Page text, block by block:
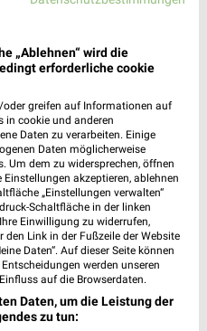
2,2 km
Angebote ab 06.08.
Gültig bis Mi. 12.08.
XXXLutz
„Ablehnen“ wird die
erforderliche cookie
greifen auf Informationen auf
in cookie und anderen
Daten zu verarbeiten. Einige
Daten möglicherweise
Um dem zu widersprechen, öffnen
Einstellungen akzeptieren, ablehnen
„Einstellungen verwalten“
Schaltfläche in der linken
Einwilligung zu widerrufen,
Link in der Fußzeile der Website
Daten“. Auf dieser Seite können
werden unseren
auf die Browserdaten.
Daten, um die Leistung der
zu tun: